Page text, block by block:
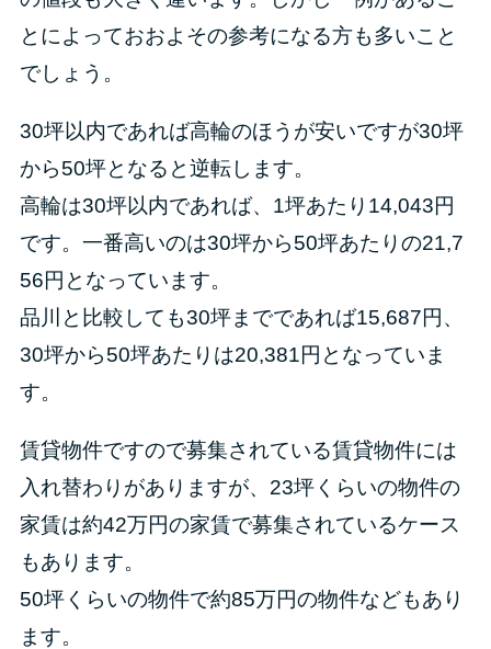
とによっておおよその参考になる方も多いこと
でしょう。
30坪以内であれば高輪のほうが安いですが30坪
から50坪となると逆転します。
高輪は30坪以内であれば、1坪あたり14,043円
です。一番高いのは30坪から50坪あたりの21,7
56円となっています。
品川と比較しても30坪までであれば15,687円、
30坪から50坪あたりは20,381円となっていま
す。
賃貸物件ですので募集されている賃貸物件には
入れ替わりがありますが、23坪くらいの物件の
家賃は約42万円の家賃で募集されているケース
もあります。
50坪くらいの物件で約85万円の物件などもあり
ます。